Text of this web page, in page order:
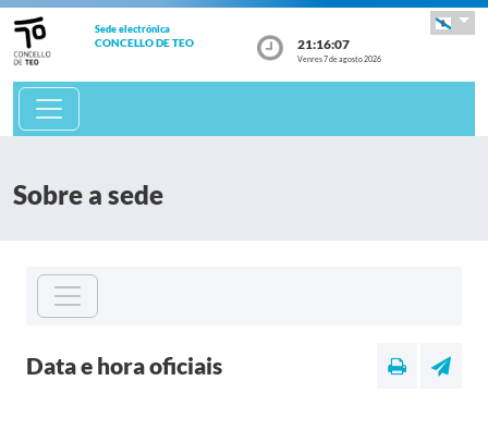
Sede electrónica
CONCELLO DE TEO 21:16:07
Venres 7 de agosto 2026
Sobre a sede
Data e hora oficiais